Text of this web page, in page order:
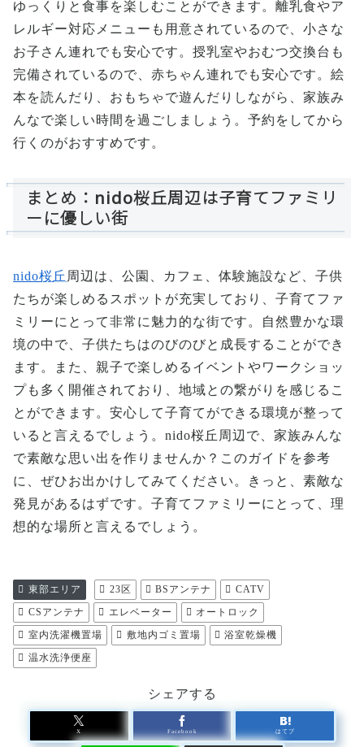
ゆっくりと食事を楽しむことができます。離乳食やア
レルギー対応メニューも用意されているので、小さな
お子さん連れでも安心です。授乳室やおむつ交換台も
完備されているので、赤ちゃん連れでも安心です。絵
本を読んだり、おもちゃで遊んだりしながら、家族み
んなで楽しい時間を過ごしましょう。予約をしてから
行くのがおすすめです。
まとめ：nido桜丘周辺は子育てファミリ
ーに優しい街
nido桜丘 周辺は、公園、カフェ、体験施設など、子供
たちが楽しめるスポットが充実しており、子育てファ
ミリーにとって非常に魅力的な街です。自然豊かな環
境の中で、子供たちはのびのびと成長することができ
ます。また、親子で楽しめるイベントやワークショッ
プも多く開催されており、地域との繋がりを感じるこ
とができます。安心して子育てができる環境が整って
いると言えるでしょう。nido桜丘周辺で、家族みんな
で素敵な思い出を作りませんか？このガイドを参考
に、ぜひお出かけしてみてください。きっと、素敵な
発見があるはずです。子育てファミリーにとって、理
想的な場所と言えるでしょう。
東部エリア 23区 BSアンテナ
CATV
CSアンテナ
エレベーター
オートロック
室内洗濯機置場
敷地内ゴミ置場
浴室乾燥機
温水洗浄便座
シェアする
X Facebook はてブ